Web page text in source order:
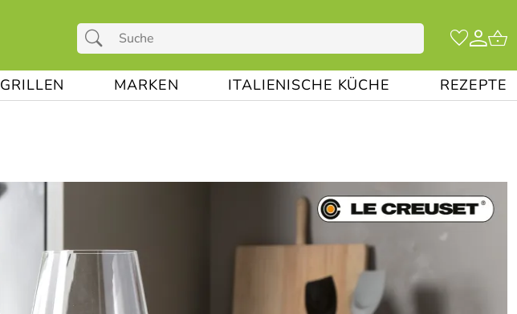
GRILLEN MARKEN ITALIENISCHE KÜCHE REZEPTE